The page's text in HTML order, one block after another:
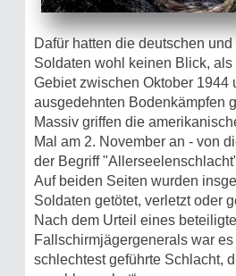
Dafür hatten die deutschen
Soldaten wohl keinen Blick,
Gebiet zwischen Oktober 1944
ausgedehnten Bodenkämpfen
Massiv griffen die
Mal am 2. November an - von
der Begriff
Auf beiden Seiten wurden
Soldaten getötet, verletzt oder
Nach dem Urteil eines
Fallschirmjägergenerals war
schlechtest geführte Schlacht,